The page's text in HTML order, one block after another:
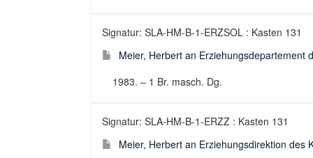
Signatur: SLA-HM-B-1-ERZSOL : Kasten 131
Meier, Herbert an Erziehungsdepartement
1983. – 1 Br. masch. Dg.
Signatur: SLA-HM-B-1-ERZZ : Kasten 131
Meier, Herbert an Erziehungsdirektion des